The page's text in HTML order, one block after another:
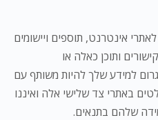
אינטרנט, תוספים ויישומים
ותוכן כאלה או
למידע שלך להיות משותף עם
באתרי צד שלישי אלה ואיננו
שלהם בתנאים.